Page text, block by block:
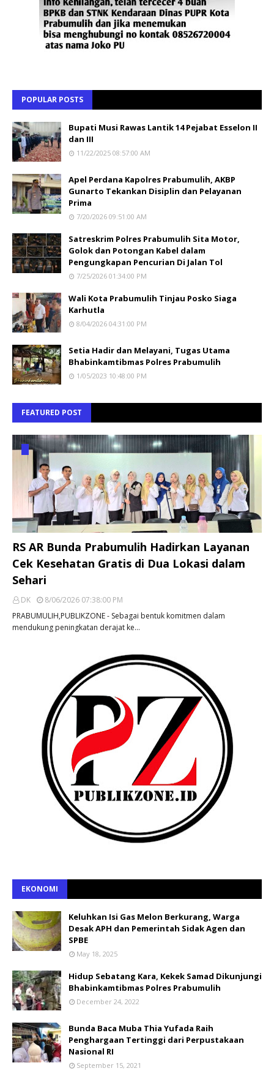
POPULAR POSTS
Bupati Musi Rawas Lantik 14 Pejabat Esselon II
dan III
11/22/2025 08:57:00 AM
Apel Perdana Kapolres Prabumulih, AKBP
Gunarto Tekankan Disiplin dan Pelayanan
Prima
7/20/2026 09:51:00 AM
Satreskrim Polres Prabumulih Sita Motor,
Golok dan Potongan Kabel dalam
Pengungkapan Pencurian Di Jalan Tol
7/25/2026 01:34:00 PM
Wali Kota Prabumulih Tinjau Posko Siaga
Karhutla
8/04/2026 04:31:00 PM
Setia Hadir dan Melayani, Tugas Utama
Bhabinkamtibmas Polres Prabumulih
1/05/2023 10:48:00 PM
FEATURED POST
RS AR Bunda Prabumulih Hadirkan Layanan
Cek Kesehatan Gratis di Dua Lokasi dalam
Sehari
DK
8/06/2026 07:38:00 PM
PRABUMULIH,PUBLIKZONE - Sebagai bentuk komitmen dalam
mendukung peningkatan derajat ke…
EKONOMI
Keluhkan Isi Gas Melon Berkurang, Warga
Desak APH dan Pemerintah Sidak Agen dan
SPBE
May 18, 2025
Hidup Sebatang Kara, Kekek Samad Dikunjungi
Bhabinkamtibmas Polres Prabumulih
December 24, 2022
Bunda Baca Muba Thia Yufada Raih
Penghargaan Tertinggi dari Perpustakaan
Nasional RI
September 15, 2021